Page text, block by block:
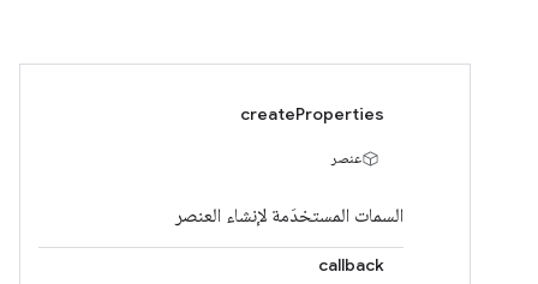
createProperties
عنصر
السمات المستخدَمة لإنشاء العنصر
callback